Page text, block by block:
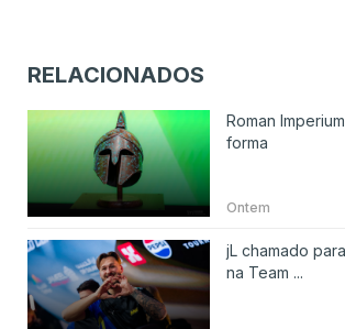
RELACIONADOS
Roman
forma
Ontem
jL chamado
na Team ...